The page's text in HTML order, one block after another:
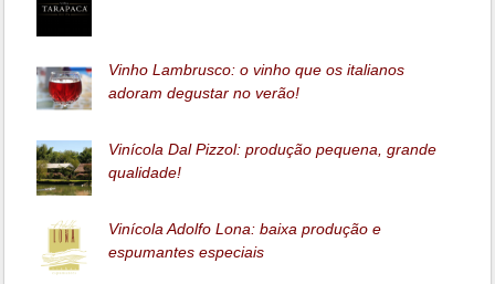
Vinho Lambrusco: o vinho que os italianos
adoram degustar no verão!
Vinícola Dal Pizzol: produção pequena, grande
qualidade!
Vinícola Adolfo Lona: baixa produção e
espumantes especiais